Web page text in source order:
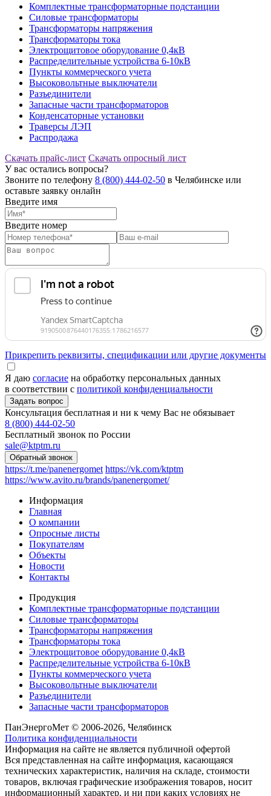
Комплектные трансформаторные подстанции
Силовые трансформаторы
Трансформаторы напряжения
Трансформаторы тока
Электрощитовое оборудование 0,4кВ
Распределительные устройства 6-10кВ
Пункты коммерческого учета
Высоковольтные выключатели
Разъединители
Запасные части трансформаторов
Конденсаторные установки
Траверсы ЛЭП
Распродажа
Скачать прайс-лист Скачать опросный лист
У вас остались вопросы?
Звоните по телефону 8 (800) 444-02-50 в Челябинске или
оставьте заявку онлайн
Введите имя
Введите номер
Прикрепить реквизиты, спецификации или другие документы
Я даю согласие на обработку персональных данных
в соответствии с политикой конфиденциальности
Консультация бесплатная и ни к чему Вас не обязывает
8 (800) 444-02-50
Бесплатный звонок по России
sale@ktptm.ru
https://t.me/panenergomet https://vk.com/ktptm
https://www.avito.ru/brands/panenergomet/
Информация
Главная
О компании
Опросные листы
Покупателям
Объекты
Новости
Контакты
Продукция
Комплектные трансформаторные подстанции
Силовые трансформаторы
Трансформаторы напряжения
Трансформаторы тока
Электрощитовое оборудование 0,4кВ
Распределительные устройства 6-10кВ
Пункты коммерческого учета
Высоковольтные выключатели
Разъединители
Запасные части трансформаторов
ПанЭнергоМет © 2006-2026, Челябинск
Политика конфиденциальности
Информация на сайте не является публичной офертой
Вся представленная на сайте информация, касающаяся
технических характеристик, наличия на складе, стоимости
товаров, включая графические изображения товаров, носит
информационный характер, и ни при каких условиях не